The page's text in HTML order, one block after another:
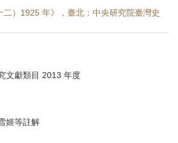
二）1925 年》，臺北：中央研究院臺灣史
文獻類目 2013 年度
姬等註解